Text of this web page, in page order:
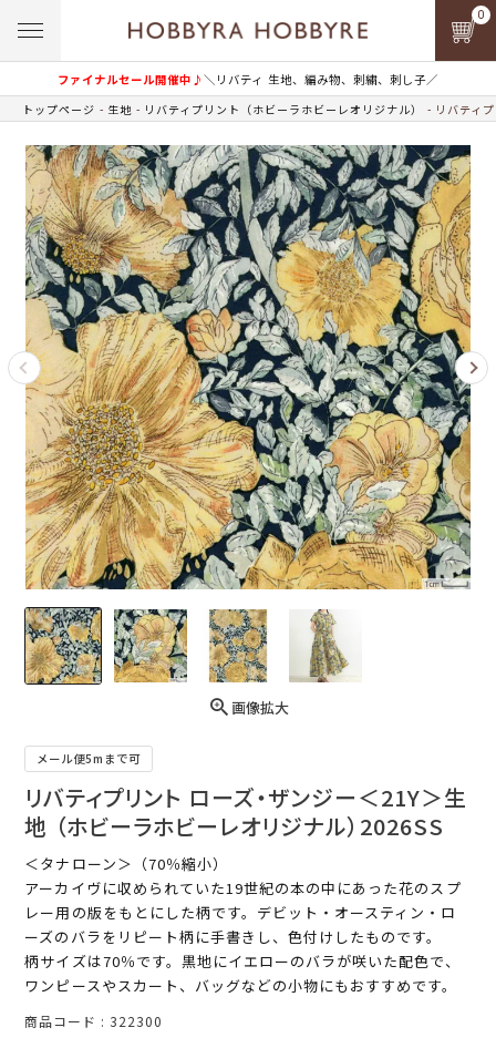
ファイナルセール開催中♪＼リバティ 生地、編み物、刺繍、刺し子／
0
トップページ 生地 リバティプリント（ホビーラホビーレオリジナル） リバティ
画像拡大
メール便5mまで可
リバティプリント ローズ・ザンジー＜21Y＞生
地 （ホビーラホビーレオリジナル）2026SS
＜タナローン＞（70％縮小）
アーカイヴに収められていた19世紀の本の中にあった花のスプ
レー用の版をもとにした柄です。デビット・オースティン・ロ
ーズのバラをリピート柄に手書きし、色付けしたものです。
柄サイズは70％です。黒地にイエローのバラが咲いた配色で、
ワンピースやスカート、バッグなどの小物にもおすすめです。
商品コード 322300